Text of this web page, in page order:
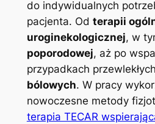
do indywidualnych
pacjenta. Od terapii
uroginekologicznej, w
poporodowej, aż po
przypadkach przewlekłych
bólowych. W pracy
nowoczesne metody
terapia TECAR